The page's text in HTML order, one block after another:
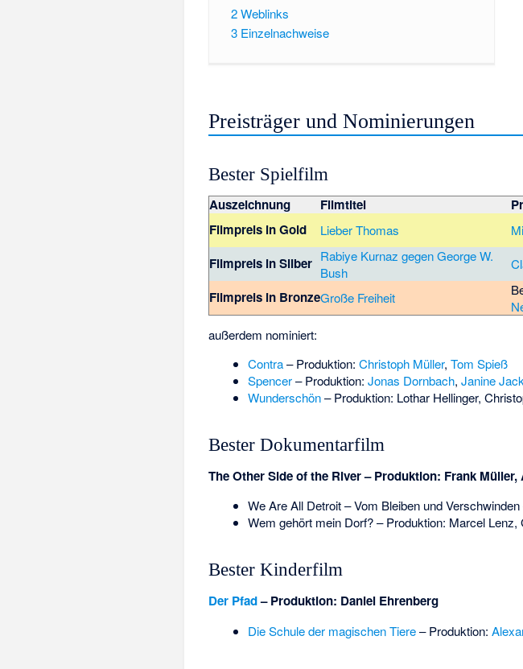
2Weblinks
3 Einzelnachweise
Preisträger und Nominierungen
Bester Spielfilm
Auszeichnung Filmtitel
Filmpreis in Gold
Lieber Thomas
Filmpreis in Silber Rabiye Kurnaz gegen George W.
Bush
Filmpreis in BronzeGroße Freiheit
außerdem nominiert:
Contra– Produktion: Christoph Müller, Tom Spieß
Spencer– Produktion: Jonas Dornbach, Janine
Wunderschön– Produktion: Lothar Hellinger,
Bester Dokumentarfilm
The Other Side of the River– Produktion: Frank Müller,
We Are All Detroit – Vom Bleiben und Verschwinden
Wem gehört mein Dorf?– Produktion: Marcel Lenz,
Bester Kinderfilm
Der Pfad– Produktion: Daniel Ehrenberg
Die Schule der magischen Tiere– Produktion: